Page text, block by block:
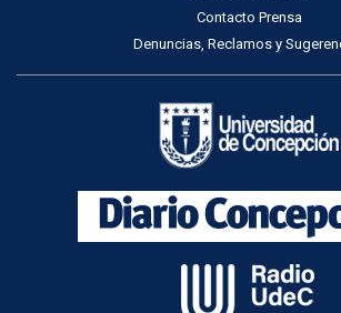
Contacto Prensa
Denuncias, Reclamos y